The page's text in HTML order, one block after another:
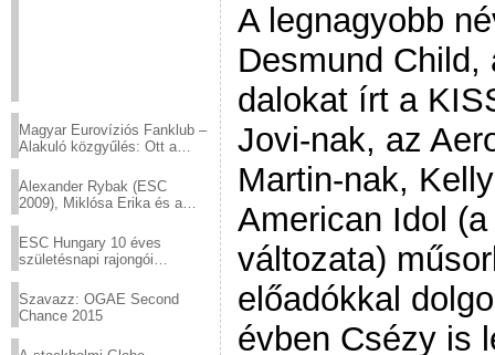
Magyar Eurovíziós Fanklub –
Alakuló közgyűlés: Ott a
Alexander Rybak (ESC
2009), Miklósa Erika és a
sztárjai a Margitszigeten
ESC Hungary 10 éves
születésnapi rajongói
Szavazz: OGAE Second
Chance 2015
A legnagyobb
Desmund
dalokat írt a
Jovi-nak, az
Martin-nak,
American Idol
változata)
előadókkal
évben Csézy is